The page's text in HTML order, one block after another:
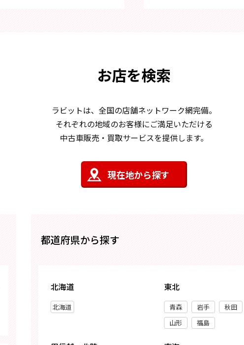
お店を検索
ラビットは、全国の店舗ネットワーク網完備。
それぞれの地域のお客様にご満足いただける
中古車販売・買取サービスを提供します。
現在地から探す
都道府県から探す
北海道
北海道
東北
青森 岩手
秋田
山形
福島